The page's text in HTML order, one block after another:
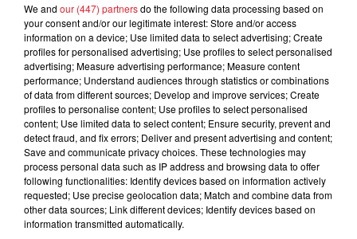
Cassie met fin à une ex-escorte
masculine dans sa bataille...
Des vitres tombent de la tour
Montparnasse : des désaccords
entre...
We and our (447) partnersdo the following data processing based on
your consent and/or our legitimate interest: Store and/or access
information on a device; Use limited data to select advertising; Create
profiles for personalised advertising; Use profiles to select personalised
advertising; Measure advertising performance; Measure content
performance; Understand audiences through statistics or combinations
of data from different sources; Develop and improve services; Create
profiles to personalise content; Use profiles to select personalised
content; Use limited data to select content; Ensure security, prevent and
detect fraud, and fix errors; Deliver and present advertising and content;
Save and communicate privacy choices. These technologies may
process personal data such as IP address and browsing data to offer
following functionalities: Identify devices based on information actively
requested; Use precise geolocation data; Match and combine data from
other data sources; Link different devices; Identify devices based on
information transmitted automatically.